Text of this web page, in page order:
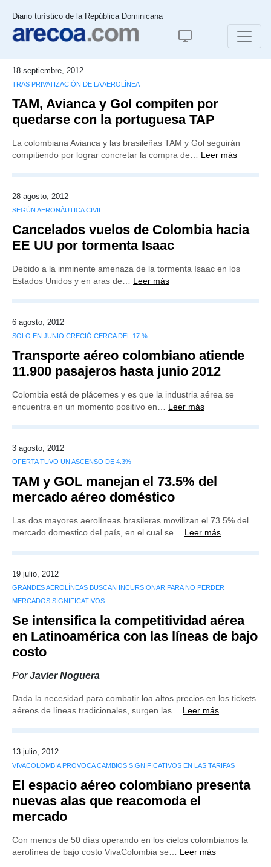
Diario turístico de la República Dominicana
18 septiembre, 2012
TRAS PRIVATIZACIÓN DE LA AEROLÍNEA
TAM, Avianca y Gol compiten por
quedarse con la portuguesa TAP
La colombiana Avianca y las brasileñas TAM y Gol seguirán
compitiendo por lograr concretar la compra de… Leer más
28 agosto, 2012
SEGÚN AERONÁUTICA CIVIL
Cancelados vuelos de Colombia hacia
EE UU por tormenta Isaac
Debido a la inminente amenaza de la tormenta Isaac en los
Estados Unidos y en aras de… Leer más
6 agosto, 2012
SOLO EN JUNIO CRECIÓ CERCA DEL 17 %
Transporte aéreo colombiano atiende
11.900 pasajeros hasta junio 2012
Colombia está de plácemes y es que la industria aérea se
encuentra en un momento positivo en… Leer más
3 agosto, 2012
OFERTA TUVO UN ASCENSO DE 4.3%
TAM y GOL manejan el 73.5% del
mercado aéreo doméstico
Las dos mayores aerolíneas brasileras movilizan el 73.5% del
mercado domestico del país, en el cual se… Leer más
19 julio, 2012
GRANDES AEROLÍNEAS BUSCAN INCURSIONAR PARA NO PERDER
MERCADOS SIGNIFICATIVOS
Se intensifica la competitividad aérea
en Latinoamérica con las líneas de bajo
costo
PorJavier Noguera
Dada la necesidad para combatir loa altos precios en los tickets
aéreos de líneas tradicionales, surgen las… Leer más
13 julio, 2012
VIVACOLOMBIA PROVOCA CAMBIOS SIGNIFICATIVOS EN LAS TARIFAS
El espacio aéreo colombiano presenta
nuevas alas que reacomoda el
mercado
Con menos de 50 días operando en los cielos colombianos la
aerolínea de bajo costo VivaColombia se… Leer más